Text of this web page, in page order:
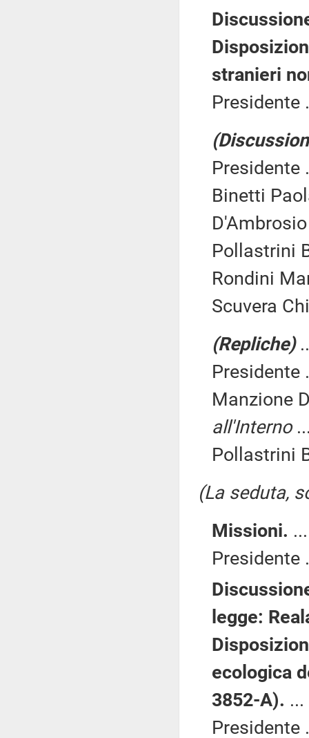
stranieri
Presidente
Presidente
Binetti
Pollastrini
Rondini
Scuvera
(Repliche)
Presidente
Manzione
all'Interno
Pollastrini
(La seduta,
Missioni.
Presidente
legge:
ecologica
3852-A). ...
Presidente